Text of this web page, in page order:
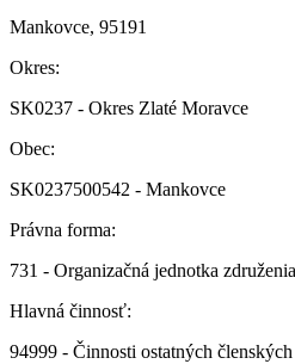
Mankovce, 95191
Okres:
SK0237 - Okres Zlaté Moravce
Obec:
SK0237500542 - Mankovce
Právna forma:
731 - Organizačná jednotka združenia
Hlavná činnosť:
94999 - Činnosti ostatných